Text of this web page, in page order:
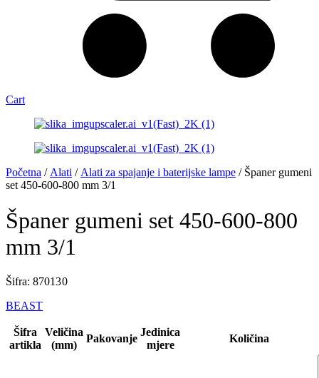
Cart
Početna / Alati / Alati za spajanje i baterijske lampe / Španer gumeni
set 450-600-800 mm 3/1
Španer gumeni set 450-600-800
mm 3/1
Šifra: 87013 0
BEAST
Šifra
artikla
Veličina
(mm)
Pakovanje
Jedinica
mjere
Količina